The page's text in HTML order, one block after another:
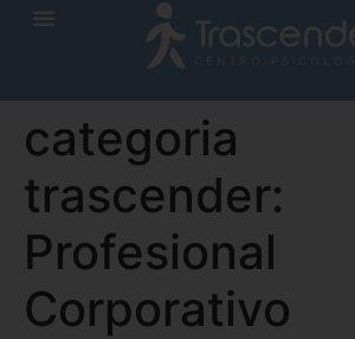
categoria
trascender:
Profesional
Corporativo